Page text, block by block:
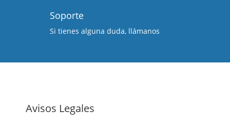
Soporte
Si tienes alguna duda, llámanos
Avisos Legales